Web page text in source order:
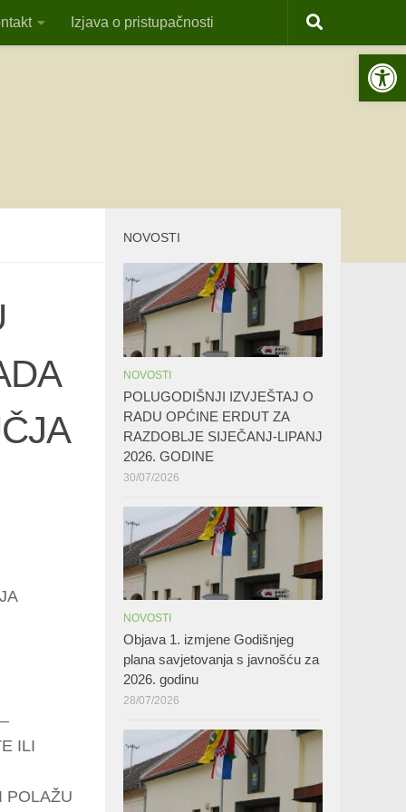
Izjava o pristupačnosti
ILI
POLAŽU
NOVOSTI
NOVOSTI
POLUGODIŠNJI IZVJEŠTAJ O
RADU OPĆINE ERDUT ZA
RAZDOBLJE SIJEČANJ-LIPANJ
2026. GODINE
30/07/2026
NOVOSTI
Objava 1. izmjene Godišnjeg
plana savjetovanja s javnošću za
2026. godinu
28/07/2026